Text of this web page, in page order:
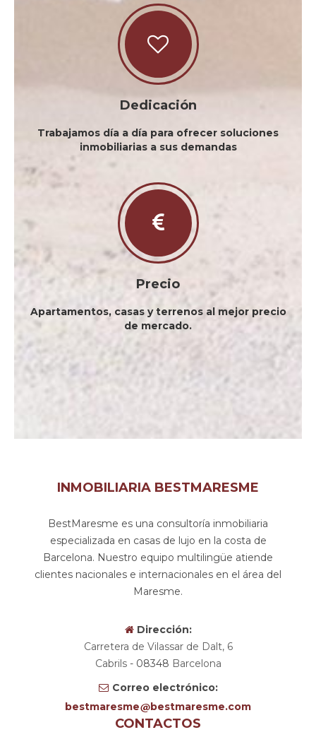
Dedicación
Trabajamos día a día para ofrecer soluciones
inmobiliarias a sus demandas
Precio
Apartamentos, casas y terrenos al mejor precio
de mercado.
INMOBILIARIA BESTMARESME
BestMaresme es una consultoría inmobiliaria
especializada en casas de lujo en la costa de
Barcelona. Nuestro equipo multilingüe atiende
clientes nacionales e internacionales en el área del
Maresme.
Dirección:
Carretera de Vilassar de Dalt, 6
Cabrils- 08348 Barcelona
Correo electrónico:
bestmaresme
bestmaresme.com
CONTACTOS